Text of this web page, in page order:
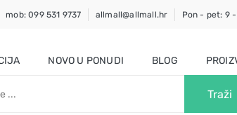
mob: 099 531 9737 allmall@allmall.hr Pon - pet: 9 -
NOVO U PONUDI BLOG
Traži